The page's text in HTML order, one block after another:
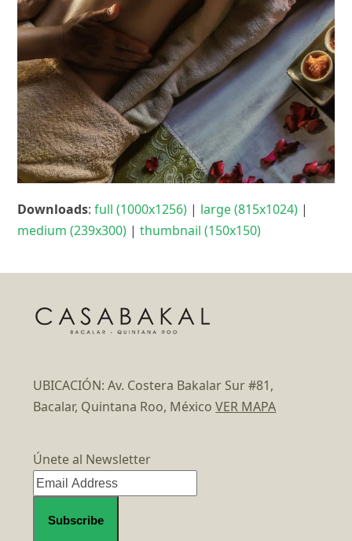
Downloads:full (1000x1256) | large (815x1024) |
medium (239x300) |thumbnail (150x150)
UBICACIÓN: Av. Costera Bakalar Sur #81,
Bacalar, Quintana Roo, MéxicoVER MAPA
Únete al Newsletter